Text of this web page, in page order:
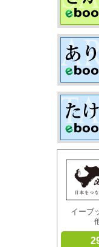
イーブ